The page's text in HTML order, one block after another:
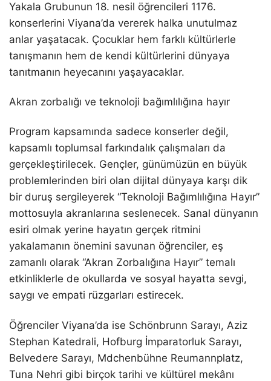
Yakala Grubunun 18. nesil öğrencileri 1176.
konserlerini Viyana’da vererek halka unutulmaz
anlar yaşatacak. Çocuklar hem farklı kültürlerle
tanışmanın hem de kendi kültürlerini dünyaya
tanıtmanın heyecanını yaşayacaklar.
Akran zorbalığı ve teknoloji bağımlılığına hayır
Program kapsamında sadece konserler değil,
kapsamlı toplumsal farkındalık çalışmaları da
gerçekleştirilecek. Gençler, günümüzün en büyük
problemlerinden biri olan dijital dünyaya karşı dik
bir duruş sergileyerek “Teknoloji Bağımlılığına Hayır”
mottosuyla akranlarına seslenecek. Sanal dünyanın
esiri olmak yerine hayatın gerçek ritmini
yakalamanın önemini savunan öğrenciler, eş
zamanlı olarak “Akran Zorbalığına Hayır” temalı
etkinliklerle de okullarda ve sosyal hayatta sevgi,
saygı ve empati rüzgarları estirecek.
Öğrenciler Viyana’da ise Schönbrunn Sarayı, Aziz
Stephan Katedrali, Hofburg İmparatorluk Sarayı,
Belvedere Sarayı, Mdchenbühne Reumannplatz,
Tuna Nehri gibi birçok tarihi ve kültürel mekânı